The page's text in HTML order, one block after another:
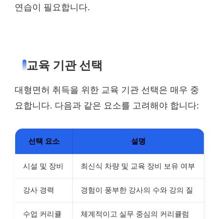
연습이 필요합니다.
교육 기관 선택
대형면허 취득을 위한 교육 기관 선택은 매우 중
요합니다. 다음과 같은 요소를 고려해야 합니다:
선택 요소 설명
시설 및 장비 최신식 차량 및 교육 장비 보유 여부
강사 경력 경험이 풍부한 강사의 수와 강의 질
수업 커리큘
체계적이고 실무 중심의 커리큘럼